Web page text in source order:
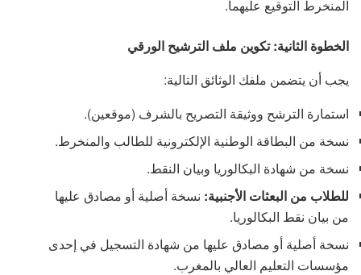
المنخرط التوقيع عليهما.
الخطوة الثانية: تكوين ملف الترشيح الورقي
يجب أن يتضمن ملفك الوثائق التالية:
استمارة الترشح ووثيقة التصريح بالشرف (موقعين).
نسخة من البطاقة الوطنية الإلكترونية للطالب والمنخرط.
نسخة من شهادة البكالوريا وبيان النقط.
للطلاب من البعثات الأجنبية: نسخة أصلية أو مصادق عليها
من بيان نقط البكالوريا.
نسخة أصلية أو مصادق عليها من شهادة التسجيل في إحدى
مؤسسات التعليم العالي بالمغرب.